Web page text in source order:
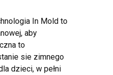
In Mold to
aby
to
sie zimnego
dzieci, w pełni